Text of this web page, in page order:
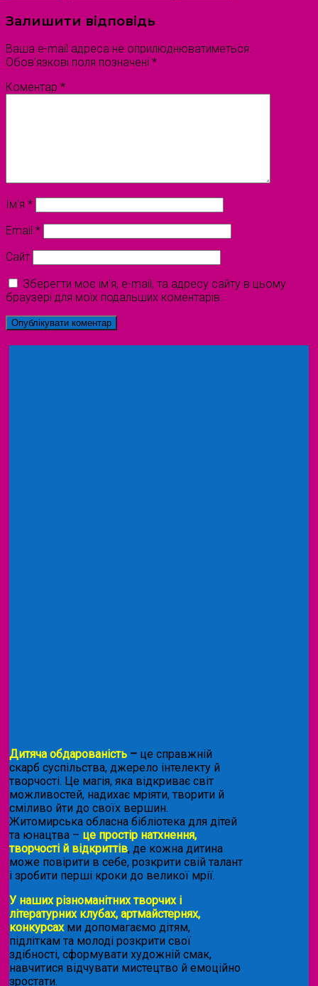
Залишити відповідь
Ваша e-mail адреса не оприлюднюватиметься.
Обов’язкові поля позначені *
Коментар *
Ім'я *
Email *
Сайт
Зберегти моє ім'я, e-mail, та адресу сайту в цьому
браузері для моїх подальших коментарів.
Дитяча обдарованість – це справжній
скарб суспільства, джерело інтелекту й
творчості. Це магія, яка відкриває світ
можливостей, надихає мріяти, творити й
сміливо йти до своїх вершин.
Житомирська обласна бібліотека для дітей
та юнацтва – це простір натхнення,
творчості й відкриттів, де кожна дитина
може повірити в себе, розкрити свій талант
і зробити перші кроки до великої мрії.
У наших різноманітних творчих і
літературних клубах, артмайстернях,
конкурсахми допомагаємо дітям,
підліткам та молоді розкрити свої
здібності, сформувати художній смак,
навчитися відчувати мистецтво й емоційно
зростати.